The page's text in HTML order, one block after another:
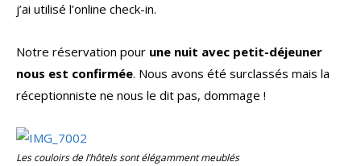
j’ai utilisé l’online check-in.
Notre réservation pour une nuit avec petit-déjeuner
nous est confirmée. Nous avons été surclassés mais la
réceptionniste ne nous le dit pas, dommage !
Les couloirs de l’hôtels sont élégamment meublés